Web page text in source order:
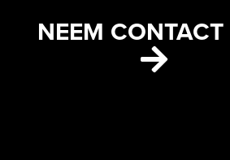
NEEM